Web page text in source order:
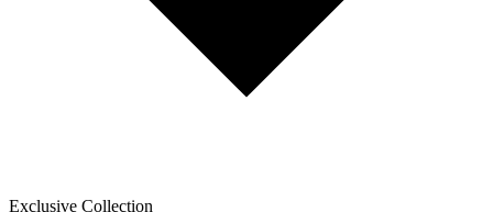
Exclusive Collection